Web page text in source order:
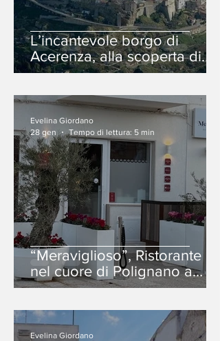
L’incantevole borgo di
Acerenza, alla scoperta di
autentiche tradizioni e
“Meraviglioso”, Ristorante
nel cuore di Polignano a
Mare, la città di Domenico
Evelina Giordano
28 gen
Tempo di lettura: 5 min
Evelina Giordano